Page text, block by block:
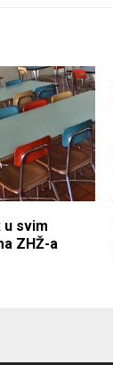
u svim
ZHŽ-a